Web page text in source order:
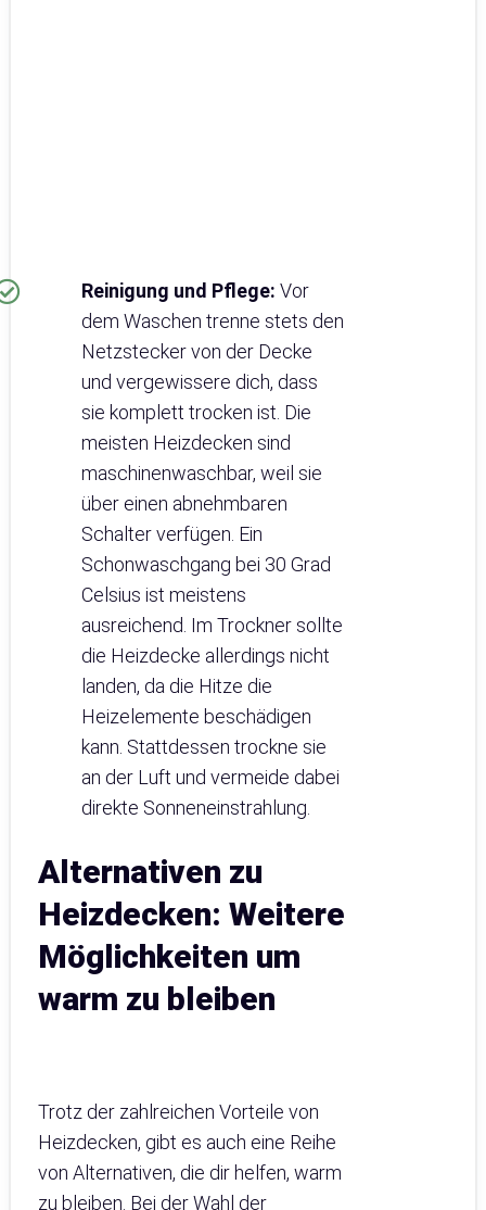
Reinigung und Pflege: Vor
dem Waschen trenne stets den
Netzstecker von der Decke
und vergewissere dich, dass
sie komplett trocken ist. Die
meisten Heizdecken sind
maschinenwaschbar, weil sie
über einen abnehmbaren
Schalter verfügen. Ein
Schonwaschgang bei 30 Grad
Celsius ist meistens
ausreichend. Im Trockner sollte
die Heizdecke allerdings nicht
landen, da die Hitze die
Heizelemente beschädigen
kann. Stattdessen trockne sie
an der Luft und vermeide dabei
direkte Sonneneinstrahlung.
Alternativen zu
Heizdecken: Weitere
Möglichkeiten um
warm zu bleiben
Trotz der zahlreichen Vorteile von
Heizdecken, gibt es auch eine Reihe
von Alternativen, die dir helfen, warm
zu bleiben. Bei der Wahl der